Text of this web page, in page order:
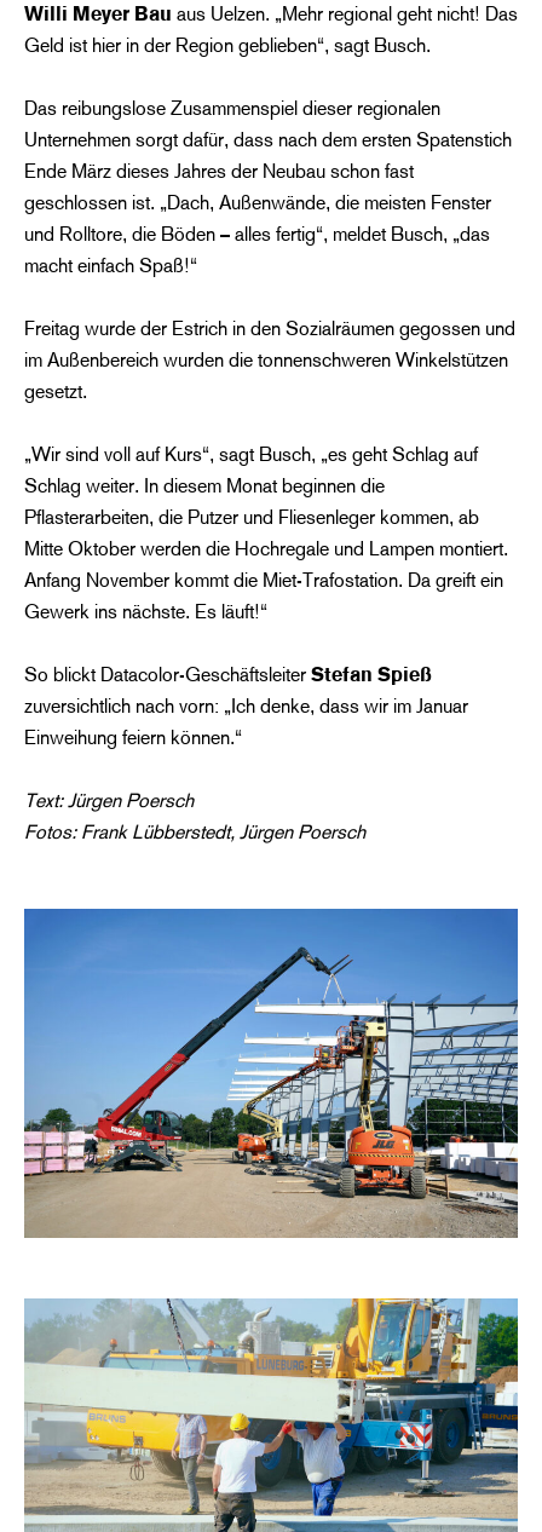
Willi Meyer Bau aus Uelzen. „Mehr regional geht nicht! Das
Geld ist hier in der Region geblieben“, sagt Busch.
Das reibungslose Zusammenspiel dieser regionalen
Unternehmen sorgt dafür, dass nach dem ersten Spatenstich
Ende März dieses Jahres der Neubau schon fast
geschlossen ist. „Dach, Außenwände, die meisten Fenster
und Rolltore, die Böden – alles fertig“, meldet Busch, „das
macht einfach Spaß!“
Freitag wurde der Estrich in den Sozialräumen gegossen und
im Außenbereich wurden die tonnenschweren Winkelstützen
gesetzt.
„Wir sind voll auf Kurs“, sagt Busch, „es geht Schlag auf
Schlag weiter. In diesem Monat beginnen die
Pflasterarbeiten, die Putzer und Fliesenleger kommen, ab
Mitte Oktober werden die Hochregale und Lampen montiert.
Anfang November kommt die Miet-Trafostation. Da greift ein
Gewerk ins nächste. Es läuft!“
So blickt Datacolor-Geschäftsleiter Stefan Spieß
zuversichtlich nach vorn: „Ich denke, dass wir im Januar
Einweihung feiern können.“
Text: Jürgen Poersch
Fotos: Frank Lübberstedt, Jürgen Poersch